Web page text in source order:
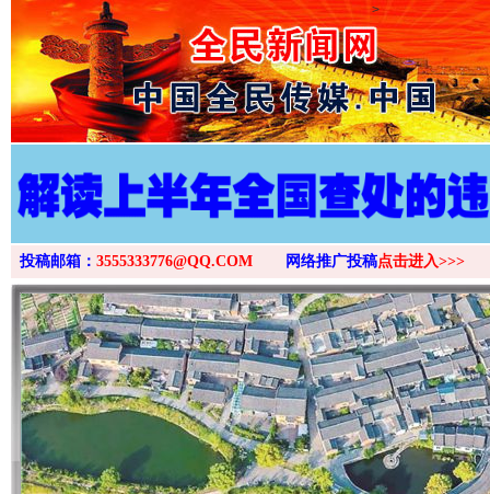
>
投稿邮箱： 3555333776@QQ.COM 网络推广投稿点击进入>>>